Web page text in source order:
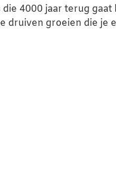
4000 jaar terug
druiven groeien die je